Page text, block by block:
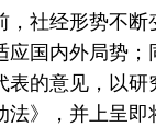
，社经形势不断
应国内外局势；
表的意见，以研
法》，并上呈即